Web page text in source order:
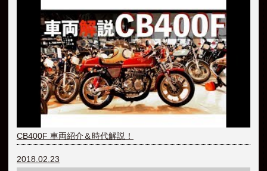
CB400F 車両紹介＆時代解説！
2018.02.23